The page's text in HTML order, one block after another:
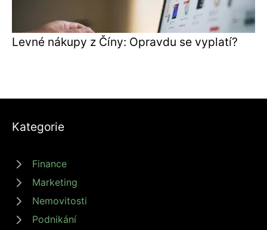
Levné nákupy z Číny: Opravdu se vyplatí?
Kategorie
Finance
Marketing
Nemovitosti
Podnikání